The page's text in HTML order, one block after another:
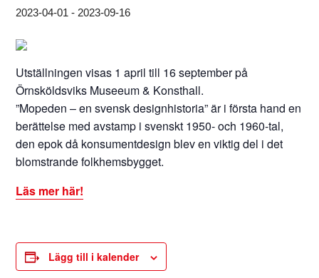
2023-04-01 - 2023-09-16
Utställningen visas 1 april till 16 september på
Örnsköldsviks Museeum & Konsthall.
”Mopeden – en svensk designhistoria” är i första hand en
berättelse med avstamp i svenskt 1950- och 1960-tal,
den epok då konsumentdesign blev en viktig del i det
blomstrande folkhemsbygget.
Läs mer här!
Lägg till i kalender